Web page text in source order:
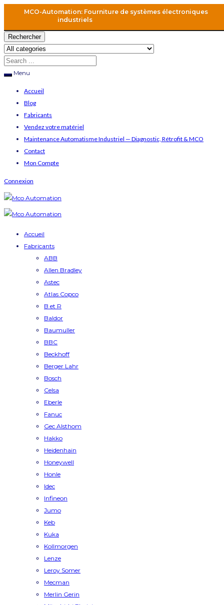
MCO-Automation: Fourniture de systèmes électroniques
industriels
Rechercher
Menu
Accueil
Blog
Fabricants
Vendez votre matériel
Maintenance Automatisme Industriel — Diagnostic, Rétrofit & MCO
Contact
Mon Compte
Connexion
Accueil
Fabricants
ABB
Allen Bradley
Astec
Atlas Copco
B et R
Baldor
Baumuller
BBC
Beckhoff
Berger Lahr
Bosch
Celsa
Eberle
Fanuc
Gec Alsthom
Hakko
Heidenhain
Honeywell
Honle
Idec
Infineon
Jumo
Keb
Kuka
Kollmorgen
Lenze
Leroy Somer
Mecman
Merlin Gerin